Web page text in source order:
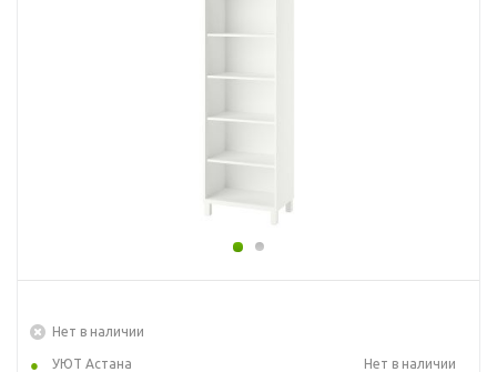
Нет в наличии
УЮТ Астана
Нет в наличии